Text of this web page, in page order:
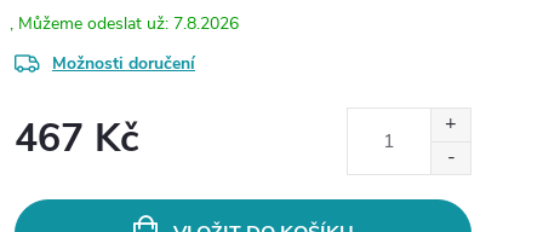
7.8.2026
Možnosti doručení
467 Kč